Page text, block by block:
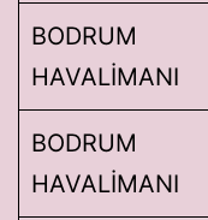
BODRUM
HAVALİMANI
BODRUM
HAVALİMANI